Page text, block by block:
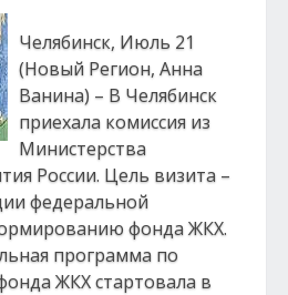
Челябинск, Июль 21
(Новый Регион, Анна
Ванина) – В Челябинск
приехала комиссия из
Министерства
России. Цель визита –
федеральной
фонда ЖКХ.
программа по
ЖКХ стартовала в